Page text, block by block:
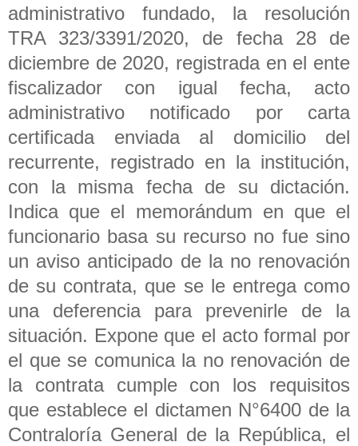
administrativo fundado, la resolución
TRA 323/3391/2020, de fecha 28 de
diciembre de 2020, registrada en el ente
fiscalizador con igual fecha, acto
administrativo notificado por carta
certificada enviada al domicilio del
recurrente, registrado en la institución,
con la misma fecha de su dictación.
Indica que el memorándum en que el
funcionario basa su recurso no fue sino
un aviso anticipado de la no renovación
de su contrata, que se le entrega como
una deferencia para prevenirle de la
situación. Expone que el acto formal por
el que se comunica la no renovación de
la contrata cumple con los requisitos
que establece el dictamen N°6400 de la
Contraloría General de la República, el